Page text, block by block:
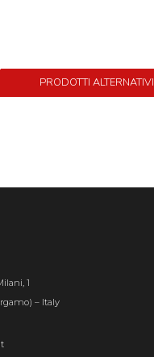
PRODOTTI ALTERNATIVI
1
– Italy